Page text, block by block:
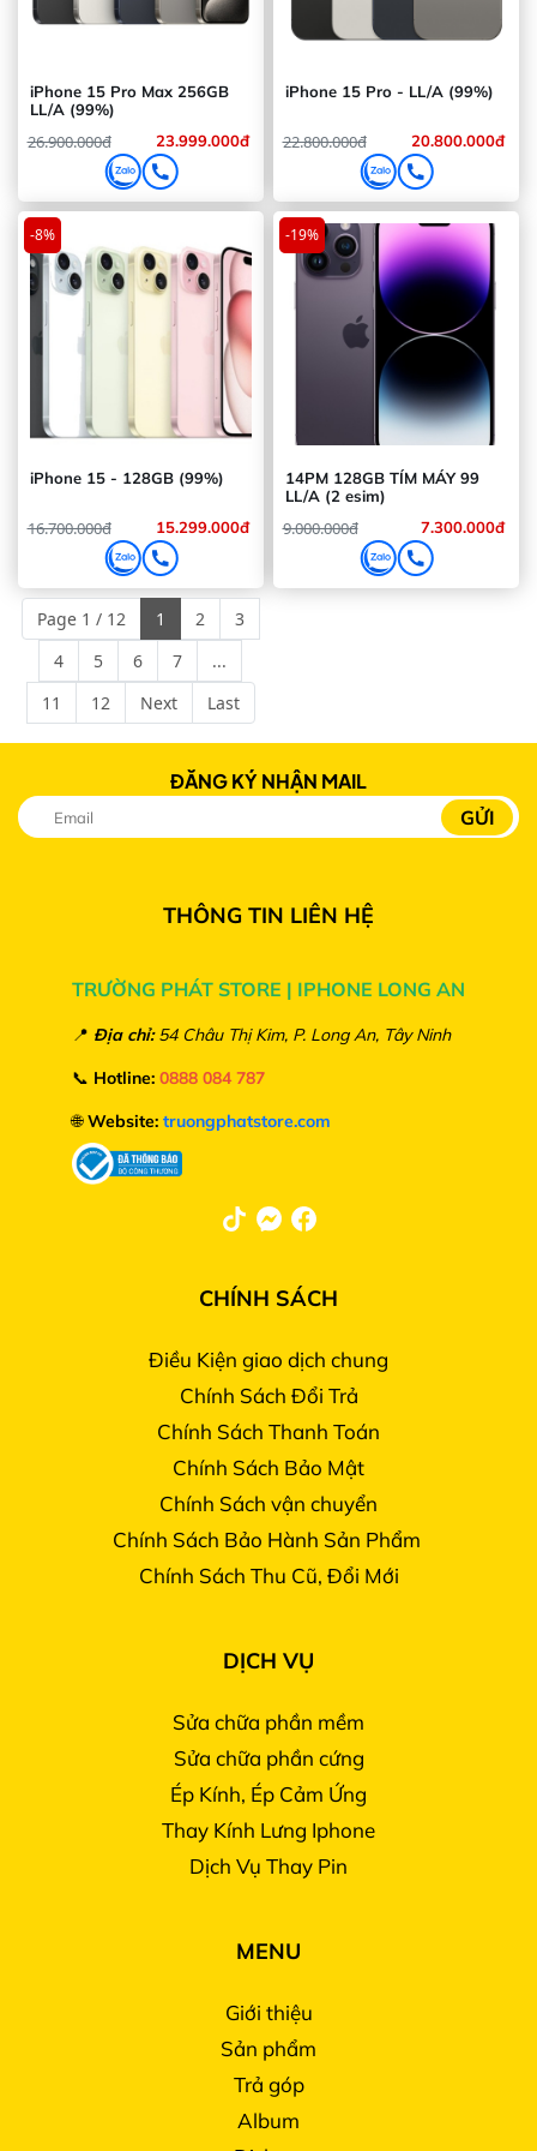
Giá trị
Thườngcao hơn
Giá tiêu chuẩn.
Độ
sạch
Mặt lưng nhám
che vân tay hoàn
hảo.
Màu trắng sạch
nhất, màu đen dễ
bám dấu.
iPhone 15 Pro Max 256GB
LL/A (99%)
23.999.000đ
26.900.000đ
iPhone 15 Pro - LL/A (99%)
20.800.000đ
22.800.000đ
iPhone 15 - 128GB (99%)
15.299.000đ
16.700.000đ
-8%
14PM 128GB TÍM MÁY 99
LL/A (2 esim)
7.300.000đ
9.000.000đ
-19%
Page 1 / 12 1 2
3
4
5 6 7
...
11
12 Next Last
ĐĂNG KÝ NHẬN MAIL
THÔNG TIN LIÊN HỆ
TRƯỜNG PHÁT STORE | IPHONE LONG AN
📍 Địa chỉ:54 Châu Thị Kim, P. Long An, Tây Ninh
📞 Hotline: 0888 084 787
🌐Website: truongphatstore.com
CHÍNH SÁCH
Điều Kiện giao dịch chung
Chính Sách Đổi Trả
Chính Sách Thanh Toán
Chính Sách Bảo Mật
Chính Sách vận chuyển
Chính Sách Bảo Hành Sản Phẩm
Chính Sách Thu Cũ, Đổi Mới
DỊCH VỤ
Sửa chữa phần mềm
Sửa chữa phần cứng
Ép Kính, Ép Cảm Ứng
Thay Kính Lưng Iphone
Dịch Vụ Thay Pin
MENU
Giới thiệu
Sản phẩm
Trả góp
Album